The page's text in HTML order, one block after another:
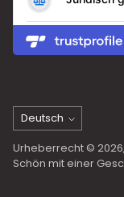
Sprache
Deutsch
Urheberrecht © 2026,
Schön mit einer